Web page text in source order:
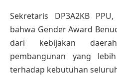
Sekretaris DP3A2KB
bahwa Gender Award
dari kebijakan
pembangunan yang
terhadap kebutuhan